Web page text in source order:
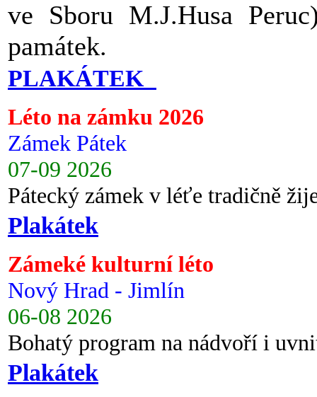
ve Sboru M.J.Husa
památek.
PLAKÁTEK
Léto na zámku 2026
Zámek Pátek
07-09 2026
Pátecký zámek v léťe tradičně
Plakátek
Zámeké kulturní léto
Nový Hrad - Jimlín
06-08 2026
Bohatý program na nádvoří i
Plakátek